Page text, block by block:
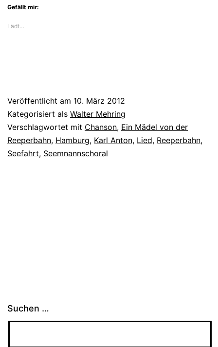
Gefällt mir:
Lädt…
Veröffentlicht am 10. März 2012
Kategorisiert als Walter Mehring
Verschlagwortet mit Chanson, Ein Mädel von der
Reeperbahn, Hamburg, Karl Anton, Lied, Reeperbahn,
Seefahrt, Seemnannschoral
Suchen …